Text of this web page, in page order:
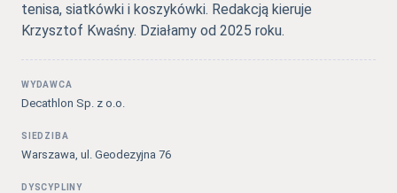
tenisa, siatkówki i koszykówki. Redakcją kieruje
Krzysztof Kwaśny. Działamy od 2025 roku.
WYDAWCA
Decathlon Sp. z o.o.
SIEDZIBA
Warszawa, ul. Geodezyjna 76
DYSCYPLINY